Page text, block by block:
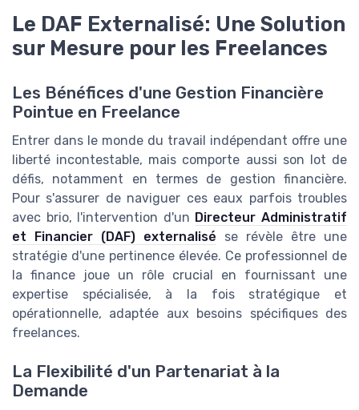
Le DAF Externalisé: Une Solution
sur Mesure pour les Freelances
Les Bénéfices d'une Gestion Financière
Pointue en Freelance
Entrer dans le monde du travail indépendant offre une
liberté incontestable, mais comporte aussi son lot de
défis, notamment en termes de gestion financière.
Pour s'assurer de naviguer ces eaux parfois troubles
avec brio, l'intervention d'un Directeur Administratif
et Financier (DAF) externalisé se révèle être une
stratégie d'une pertinence élevée. Ce professionnel de
la finance joue un rôle crucial en fournissant une
expertise spécialisée, à la fois stratégique et
opérationnelle, adaptée aux besoins spécifiques des
freelances.
La Flexibilité d'un Partenariat à la
Demande